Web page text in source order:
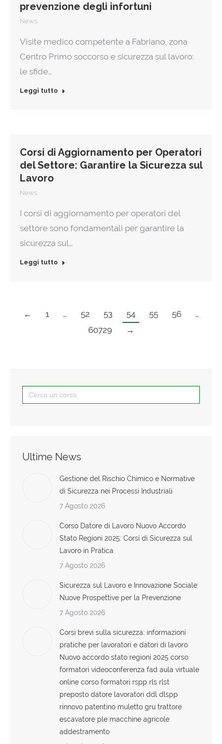
prevenzione degli infortuni
News
Visite medico competente a Fabriano, zona
Centro Primo soccorso e sicurezza sul lavoro:
le sfide…
Leggi tutto
Corsi di Aggiornamento per Operatori
del Settore: Garantire la Sicurezza sul
Lavoro
News
I corsi di aggiornamento per operatori del
settore sono fondamentali per garantire la
sicurezza sul…
Leggi tutto
← 1 … 52 53 54 55 56
…
60729
→
Search
for:
Ultime News
Gestione del Rischio Chimico e Normative
di Sicurezza nei Processi Industriali
7 Agosto 2026
Corso Datore di Lavoro Nuovo Accordo
Stato Regioni 2025: Corsi di Sicurezza sul
Lavoro in Pratica
7 Agosto 2026
Sicurezza sul Lavoro e Innovazione Sociale:
Nuove Prospettive per la Prevenzione
7 Agosto 2026
Corsi brevi sulla sicurezza: informazioni
pratiche per lavoratori e datori di lavoro
Nuovo accordo stato regioni 2025 corso
formatori videoconferenza fad aula virtuale
online corso formatori rspp rls rlst
preposto datore lavoratori ddl dlspp
rinnovo patentino muletto gru trattore
escavatore ple macchine agricole
addestramento